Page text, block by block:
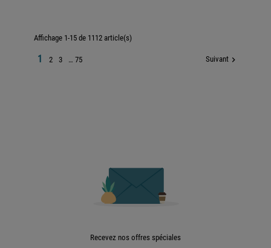
Affichage 1-15 de 1112 article(s)
1 2 3 … 75 Suivant 
Recevez nos offres spéciales